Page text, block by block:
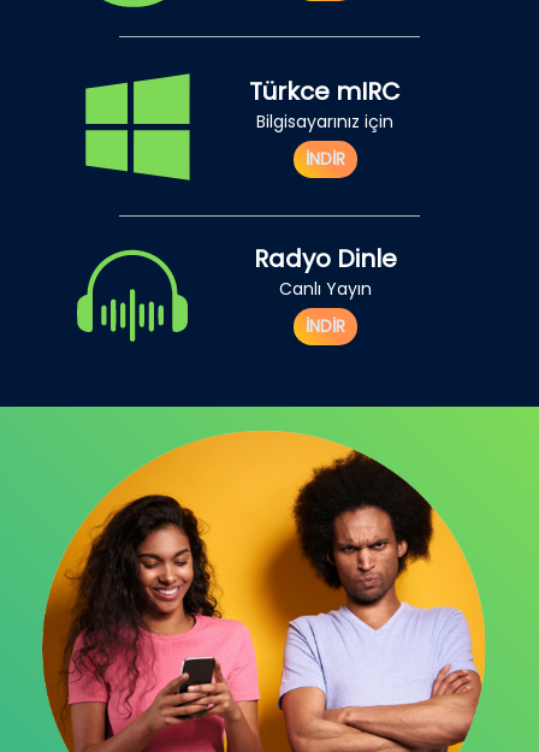
Türkce mIRC
Bilgisayarınız için
İNDİR
Radyo Dinle
Canlı Yayın
İNDİR